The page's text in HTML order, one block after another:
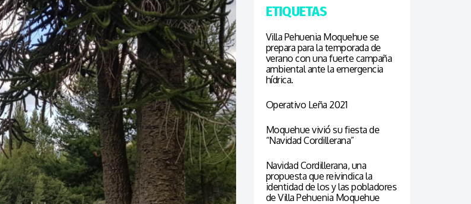
ETIQUETAS
Villa Pehuenia Moquehue se
prepara para la temporada de
verano con una fuerte campaña
ambiental ante la emergencia
hídrica.
Operativo Leña 2021
Moquehue vivió su fiesta de
“Navidad Cordillerana”
Navidad Cordillerana, una
propuesta que reivindica la
identidad de los y las pobladores
de Villa Pehuenia Moquehue